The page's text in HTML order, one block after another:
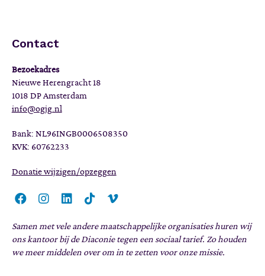
Contact
Bezoekadres
Nieuwe Herengracht 18
1018 DP Amsterdam
info@ogjg.nl
Bank: NL96INGB0006508350
KVK: 60762233
Donatie wijzigen/opzeggen
Samen met vele andere maatschappelijke organisaties huren wij
ons kantoor bij de Diaconie tegen een sociaal tarief. Zo houden
we meer middelen over om in te zetten voor onze missie.